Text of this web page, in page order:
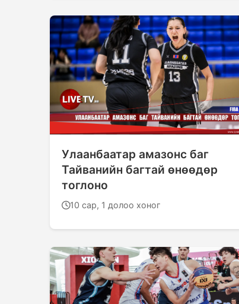
Улаанбаатар амазонс баг
Тайванийн багтай өнөөдөр
тоглоно
10 сар, 1 долоо хоног